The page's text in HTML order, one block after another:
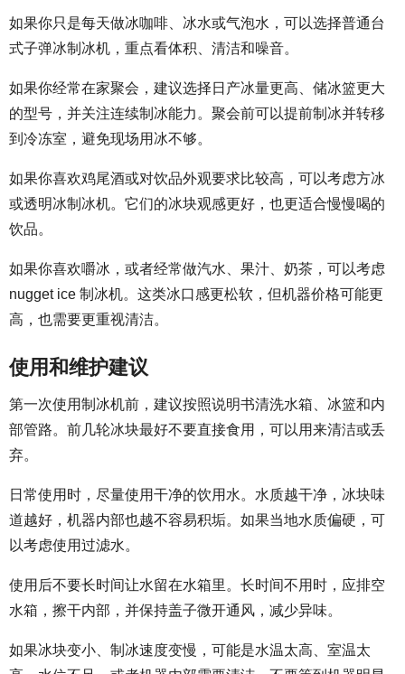
如果你只是每天做冰咖啡、冰水或气泡水，可以选择普通台
式子弹冰制冰机，重点看体积、清洁和噪音。
如果你经常在家聚会，建议选择日产冰量更高、储冰篮更大
的型号，并关注连续制冰能力。聚会前可以提前制冰并转移
到冷冻室，避免现场用冰不够。
如果你喜欢鸡尾酒或对饮品外观要求比较高，可以考虑方冰
或透明冰制冰机。它们的冰块观感更好，也更适合慢慢喝的
饮品。
如果你喜欢嚼冰，或者经常做汽水、果汁、奶茶，可以考虑
nugget ice 制冰机。这类冰口感更松软，但机器价格可能更
高，也需要更重视清洁。
使用和维护建议
第一次使用制冰机前，建议按照说明书清洗水箱、冰篮和内
部管路。前几轮冰块最好不要直接食用，可以用来清洁或丢
弃。
日常使用时，尽量使用干净的饮用水。水质越干净，冰块味
道越好，机器内部也越不容易积垢。如果当地水质偏硬，可
以考虑使用过滤水。
使用后不要长时间让水留在水箱里。长时间不用时，应排空
水箱，擦干内部，并保持盖子微开通风，减少异味。
如果冰块变小、制冰速度变慢，可能是水温太高、室温太